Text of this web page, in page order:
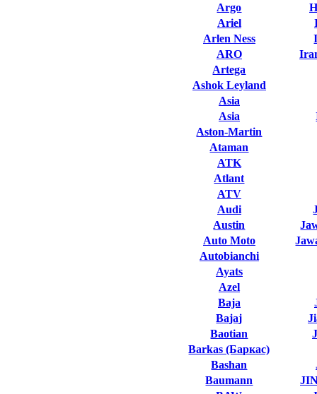
Argo
Ariel
Arlen Ness
ARO
Artega
Ashok Leyland
Asia
Asia
Aston-Martin
Ataman
ATK
Atlant
ATV
Audi
Austin
Auto Moto
Autobianchi
Ayats
Azel
Baja
Bajaj
Baotian
Barkas (Баркас)
Bashan
Baumann